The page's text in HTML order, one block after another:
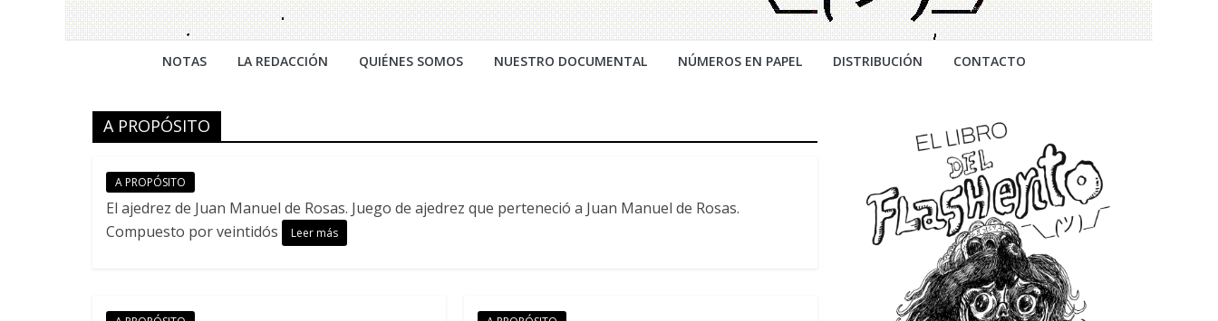
NOTAS LA REDACCIÓN QUIÉNES SOMOS NUESTRO DOCUMENTAL NÚMEROS EN PAPEL DISTRIBUCIÓN CONTACTO
A PROPÓSITO
A PROPÓSITO
El ajedrez de Juan Manuel de Rosas. Juego de ajedrez que perteneció a Juan Manuel de Rosas.
Compuesto por veintidós
Leer más